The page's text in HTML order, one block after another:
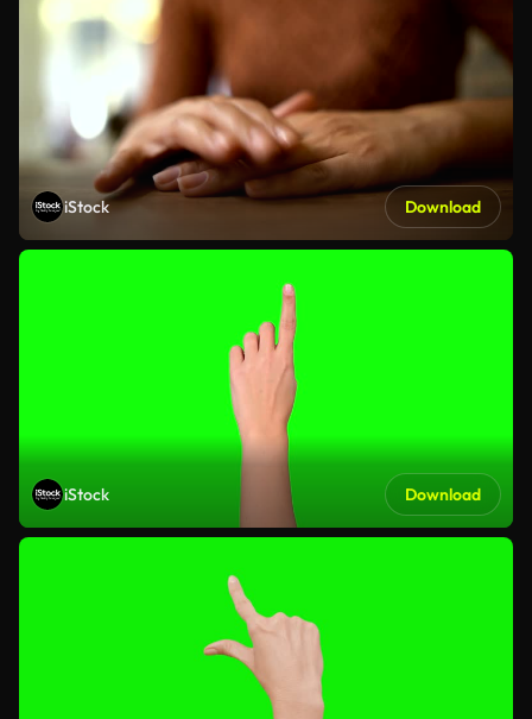
iStock Download
iStock Download